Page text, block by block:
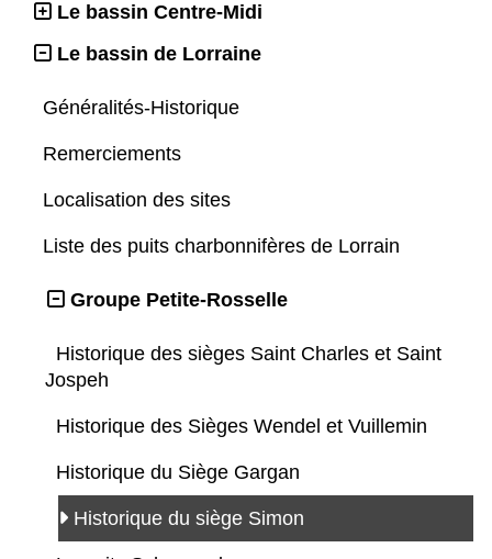
Le bassin Centre-Midi
Le bassin de Lorraine
Généralités-Historique
Remerciements
Localisation des sites
Liste des puits charbonnifères de Lorrain
Groupe Petite-Rosselle
Historique des sièges Saint Charles et Saint
Jospeh
Historique des Sièges Wendel et Vuillemin
Historique du Siège Gargan
Historique du siège Simon